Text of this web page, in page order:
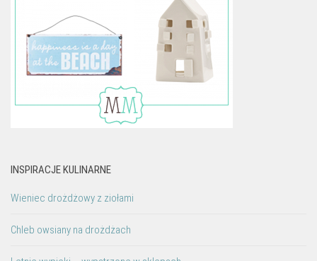
INSPIRACJE KULINARNE
Wieniec drożdżowy z ziołami
Chleb owsiany na drożdżach